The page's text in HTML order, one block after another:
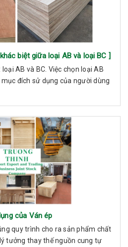
biệt giữa loại AB và loại BC ]
AB và BC. Việc chọn loại AB
đích sử dụng của người dùng
của Ván ép
quy trình cho ra sản phẩm chất
tưởng thay thế nguồn cung tự